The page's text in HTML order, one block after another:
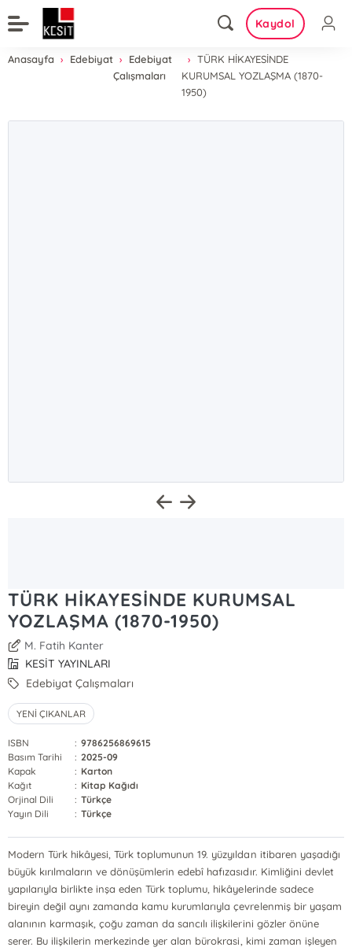
Kaydol
Anasayfa Edebiyat
Edebiyat
Çalışmaları
TÜRK HİKAYESİNDE
KURUMSAL YOZLAŞMA (1870-
1950)
TÜRK HİKAYESİNDE KURUMSAL
YOZLAŞMA (1870-1950)
M. Fatih Kanter
KESİT YAYINLARI
Edebiyat Çalışmaları
YENİ ÇIKANLAR
ISBN : 9786256869615
Basım Tarihi
: 2025-09
Kapak
: Karton
Kağıt
: Kitap Kağıdı
Orjinal Dili
: Türkçe
Yayın Dili
: Türkçe
Modern Türk hikâyesi, Türk toplumunun 19. yüzyıldan itibaren yaşadığı
büyük kırılmaların ve dönüşümlerin edebî hafızasıdır. Kimliğini devlet
yapılarıyla birlikte inşa eden Türk toplumu, hikâyelerinde sadece
bireyin değil aynı zamanda kamu kurumlarıyla çevrelenmiş bir yaşam
alanının karmaşık, çoğu zaman da sancılı ilişkilerini gözler önüne
serer. Bu ilişkilerin merkezinde yer alan bürokrasi, kimi zaman işleyen